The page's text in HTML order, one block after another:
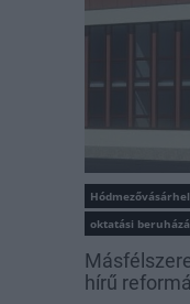
oktatási
hírű